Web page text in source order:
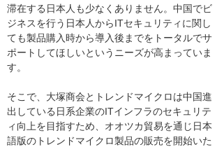
滞在する日本人も少なくありません。中国でビ
ジネスを行う日本人からITセキュリティに関し
ても製品購入時から導入後までをトータルでサ
ポートしてほしいというニーズが高まっていま
す。
そこで、大塚商会とトレンドマイクロは中国進
出している日系企業のITインフラのセキュリテ
ィ向上を目指すため、オオツカ貿易を通じ日本
語版のトレンドマイクロ製品の販売を開始いた